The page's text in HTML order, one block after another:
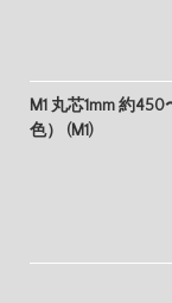
M1 丸芯1mm 約
色） (M1)